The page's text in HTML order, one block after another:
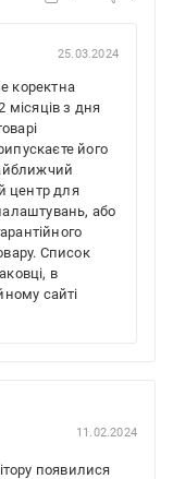
25.03.2024
коректна
місяців з дня
його
центр для
або
Список
в
сайті
11.02.2024
появилися